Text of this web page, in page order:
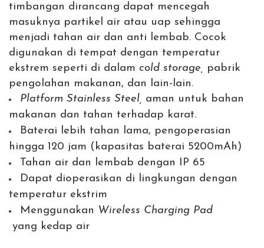
timbangan dirancang dapat mencegah
masuknya partikel air atau uap sehingga
menjadi tahan air dan anti lembab. Cocok
digunakan di tempat dengan temperatur
ekstrem seperti di dalam cold storage,
pabrik
pengolahan makanan, dan lain-lain.
Platform Stainless Steel, aman untuk bahan
makanan dan tahan terhadap karat.
Baterai lebih tahan lama, pengoperasian
hingga 120 jam (kapasitas baterai 5200mAh)
Tahan air dan lembab dengan IP 65
Dapat dioperasikan di lingkungan dengan
temperatur ekstrim
Menggunakan Wireless Charging Pad
yang kedap air